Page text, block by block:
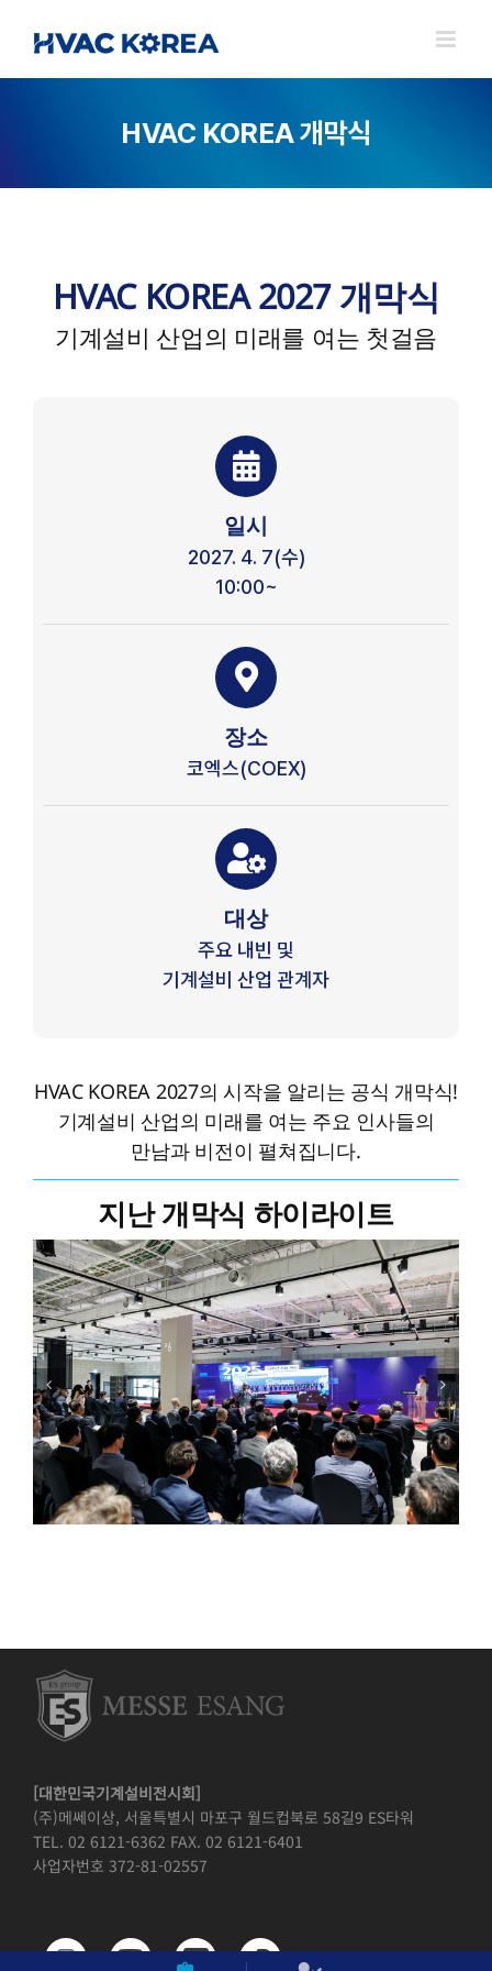
HVAC KOREA 개막식
HVAC KOREA 2027 개막식
기계설비 산업의 미래를 여는 첫걸음
일시
2027. 4. 7(수)
10:00~
장소
코엑스(COEX)
대상
주요 내빈 및
기계설비 산업 관계자
HVAC KOREA 2027의 시작을 알리는 공식 개막식!
기계설비 산업의 미래를 여는 주요 인사들의
만남과 비전이 펼쳐집니다.
지난 개막식 하이라이트
[대한민국기계설비전시회]
(주)메쎄이상, 서울특별시 마포구 월드컵북로 58길9 ES타워
TEL. 02 6121-6362 FAX. 02 6121-6401
사업자번호 372-81-02557